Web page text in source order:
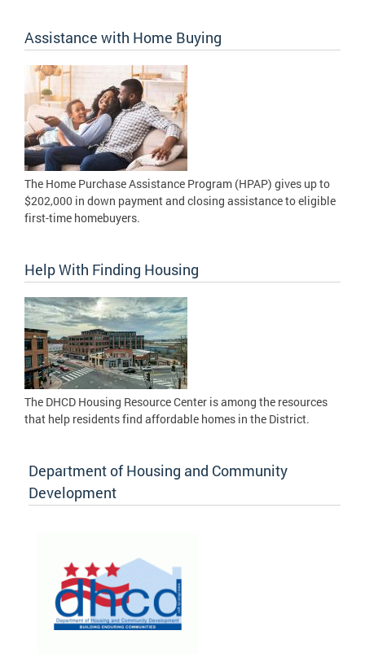
Assistance with Home Buying
The Home Purchase Assistance Program (HPAP) gives up to
$202,000 in down payment and closing assistance to eligible
first-time homebuyers.
Help With Finding Housing
The DHCD Housing Resource Center is among the resources
that help residents find affordable homes in the District.
Department of Housing and Community
Development